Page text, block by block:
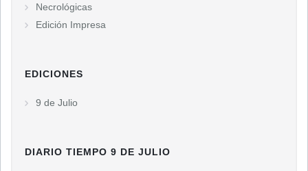
Necrológicas
Edición Impresa
EDICIONES
9 de Julio
DIARIO TIEMPO 9 DE JULIO